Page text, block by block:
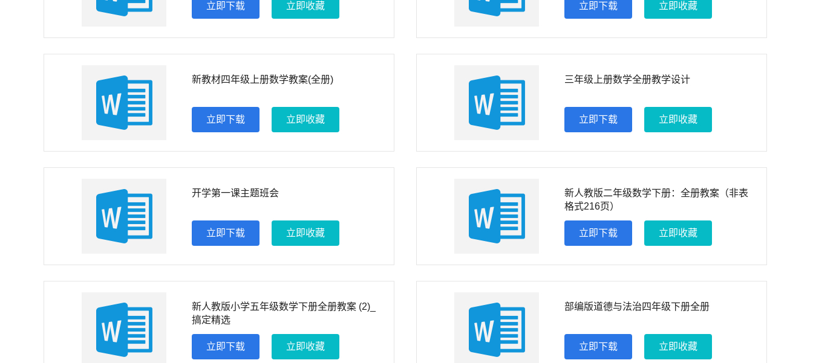
立即下载 立即收藏 立即下载 立即收藏
新教材四年级上册数学教案(全册)
立即下载 立即收藏
三年级上册数学全册教学设计
立即下载 立即收藏
开学第一课主题班会
立即下载 立即收藏
新人教版二年级数学下册：全册教案（非表
格式216页）
立即下载 立即收藏
新人教版小学五年级数学下册全册教案 (2)_
搞定精选
立即下载 立即收藏
部编版道德与法治四年级下册全册
立即下载 立即收藏